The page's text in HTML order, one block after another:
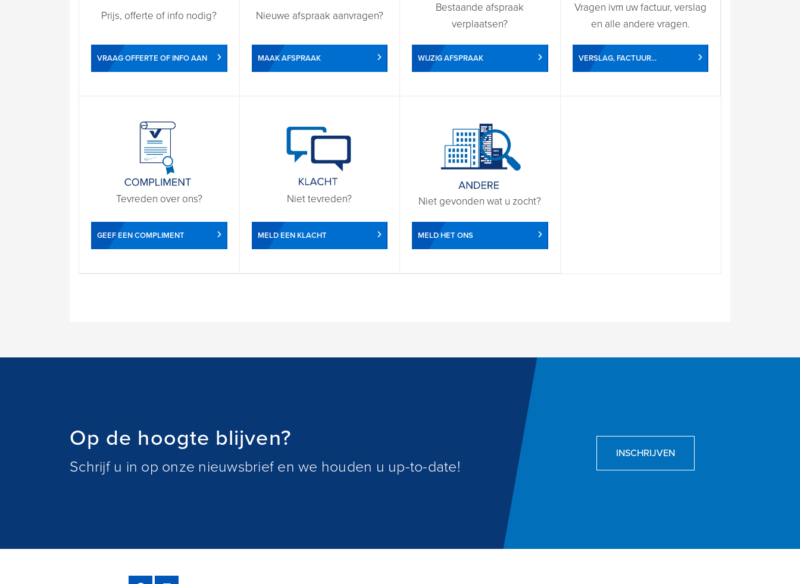
Prijs, offerte of info nodig?
VRAAG OFFERTE OF INFO AAN
Nieuwe afspraak aanvragen?
MAAK AFSPRAAK
Bestaande afspraak
verplaatsen?
WIJZIG AFSPRAAK
Vragen ivm uw factuur, verslag
en alle andere vragen.
VERSLAG, FACTUUR...
Tevreden over ons?
GEEF EEN COMPLIMENT
Niet tevreden?
MELD EEN KLACHT
Niet gevonden wat u zocht?
MELD HET ONS
Op de hoogte blijven?
Schrijf u in op onze nieuwsbrief en we houden u up-to-date!
INSCHRIJVEN